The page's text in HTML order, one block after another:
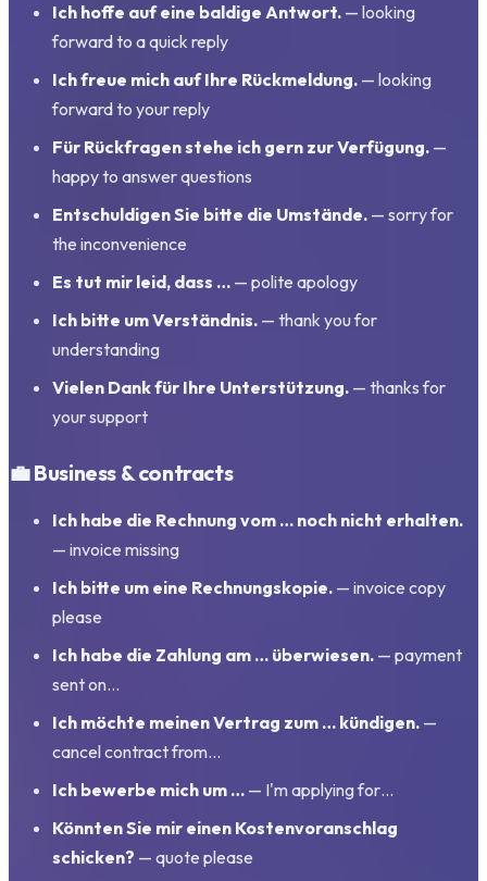
Ich hoffe auf eine baldige Antwort. — looking
forward to a quick reply
Ich freue mich auf Ihre Rückmeldung. — looking
forward to your reply
Für Rückfragen stehe ich gern zur Verfügung. —
happy to answer questions
Entschuldigen Sie bitte die Umstände. — sorry for
the inconvenience
Es tut mir leid, dass … — polite apology
Ich bitte um Verständnis. — thank you for
understanding
Vielen Dank für Ihre Unterstützung. — thanks for
your support
💼 Business & contracts
Ich habe die Rechnung vom … noch nicht erhalten.
— invoice missing
Ich bitte um eine Rechnungskopie. — invoice copy
please
Ich habe die Zahlung am … überwiesen. — payment
sent on…
Ich möchte meinen Vertrag zum … kündigen. —
cancel contract from…
Ich bewerbe mich um … — I'm applying for…
Könnten Sie mir einen Kostenvoranschlag
schicken? — quote please